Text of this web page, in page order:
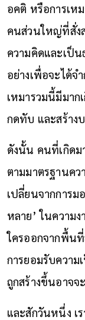
อคติ หรือการเห
คนส่วนใหญ่ที่สั่ง
ความคิดและเป็
อย่างเพื่อจะได้จ
เหมารวมนี้มีมาก
กดทับ และสร้าง
ดังนั้น คนที่เกิดม
ตามมาตรฐานคว
เปลี่ยนจากการม
หลาย’ ในความ
ใครออกจากพื้น
การยอมรับความ
ถูกสร้างขึ้นอาจจ
และสักวันหนึ่ง เ